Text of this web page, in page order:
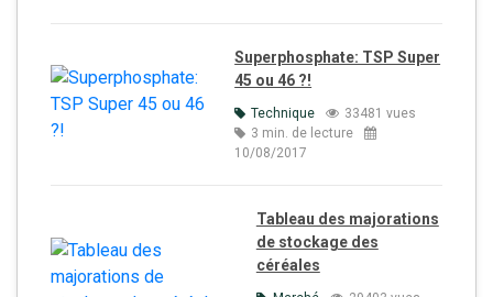
Superphosphate: TSP Super
45 ou 46 ?!
Technique
33481 vues
3 min. de lecture
10/08/2017
Tableau des majorations
de stockage des
céréales